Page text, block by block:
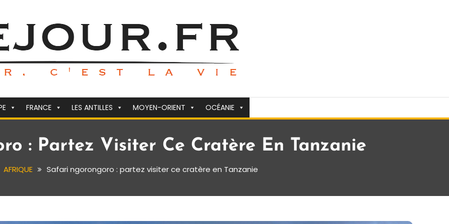
FRANCE LES ANTILLES MOYEN-ORIENT OCÉANIE
: Partez Visiter Ce Cratère En Tanzanie
AFRIQUE Safari ngorongoro : partez visiter ce cratère en Tanzanie